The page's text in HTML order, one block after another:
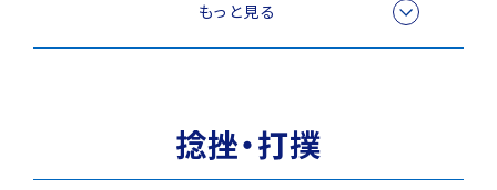
もっと見る
捻挫・打撲